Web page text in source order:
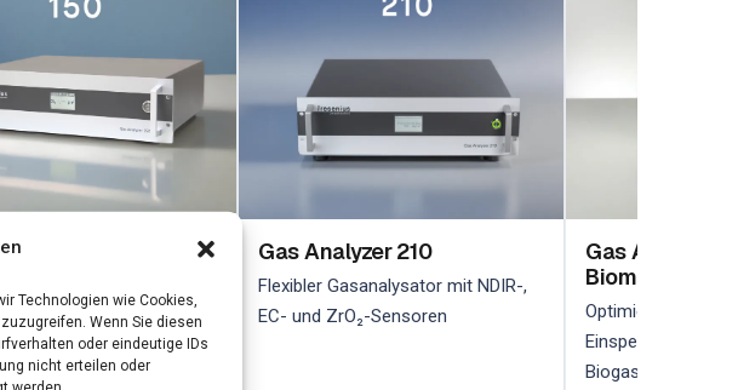
Technologien wie Cookies,
Wenn Sie diesen
oder eindeutige IDs
nicht erteilen oder
150
in industriellen
Gas Analyzer 210
Flexibler Gasanalysator mit NDIR-,
EC- und ZrO₂-Sensoren
Gas Analyzer
Biomethan
Optimiert für die
Biogasanlagen